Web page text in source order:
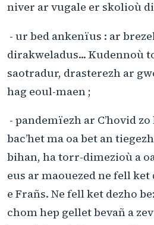
niver ar vugale er skolioù
- ur bed ankenïus : ar
dirakweladus... Kudennoù
saotradur, drasterezh ar
hag eoul-maen ;
- pandemïezh ar C’hovid
bac’het ma oa bet an
bihan, ha torr-dimezioù a
eus ar maouezed ne fell
e Frañs. Ne fell ket dezho
chom hep gellet bevañ a